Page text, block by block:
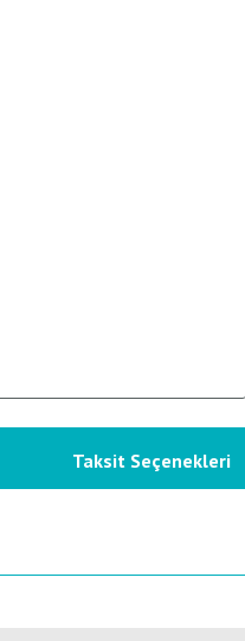
Taksit Seçenekleri